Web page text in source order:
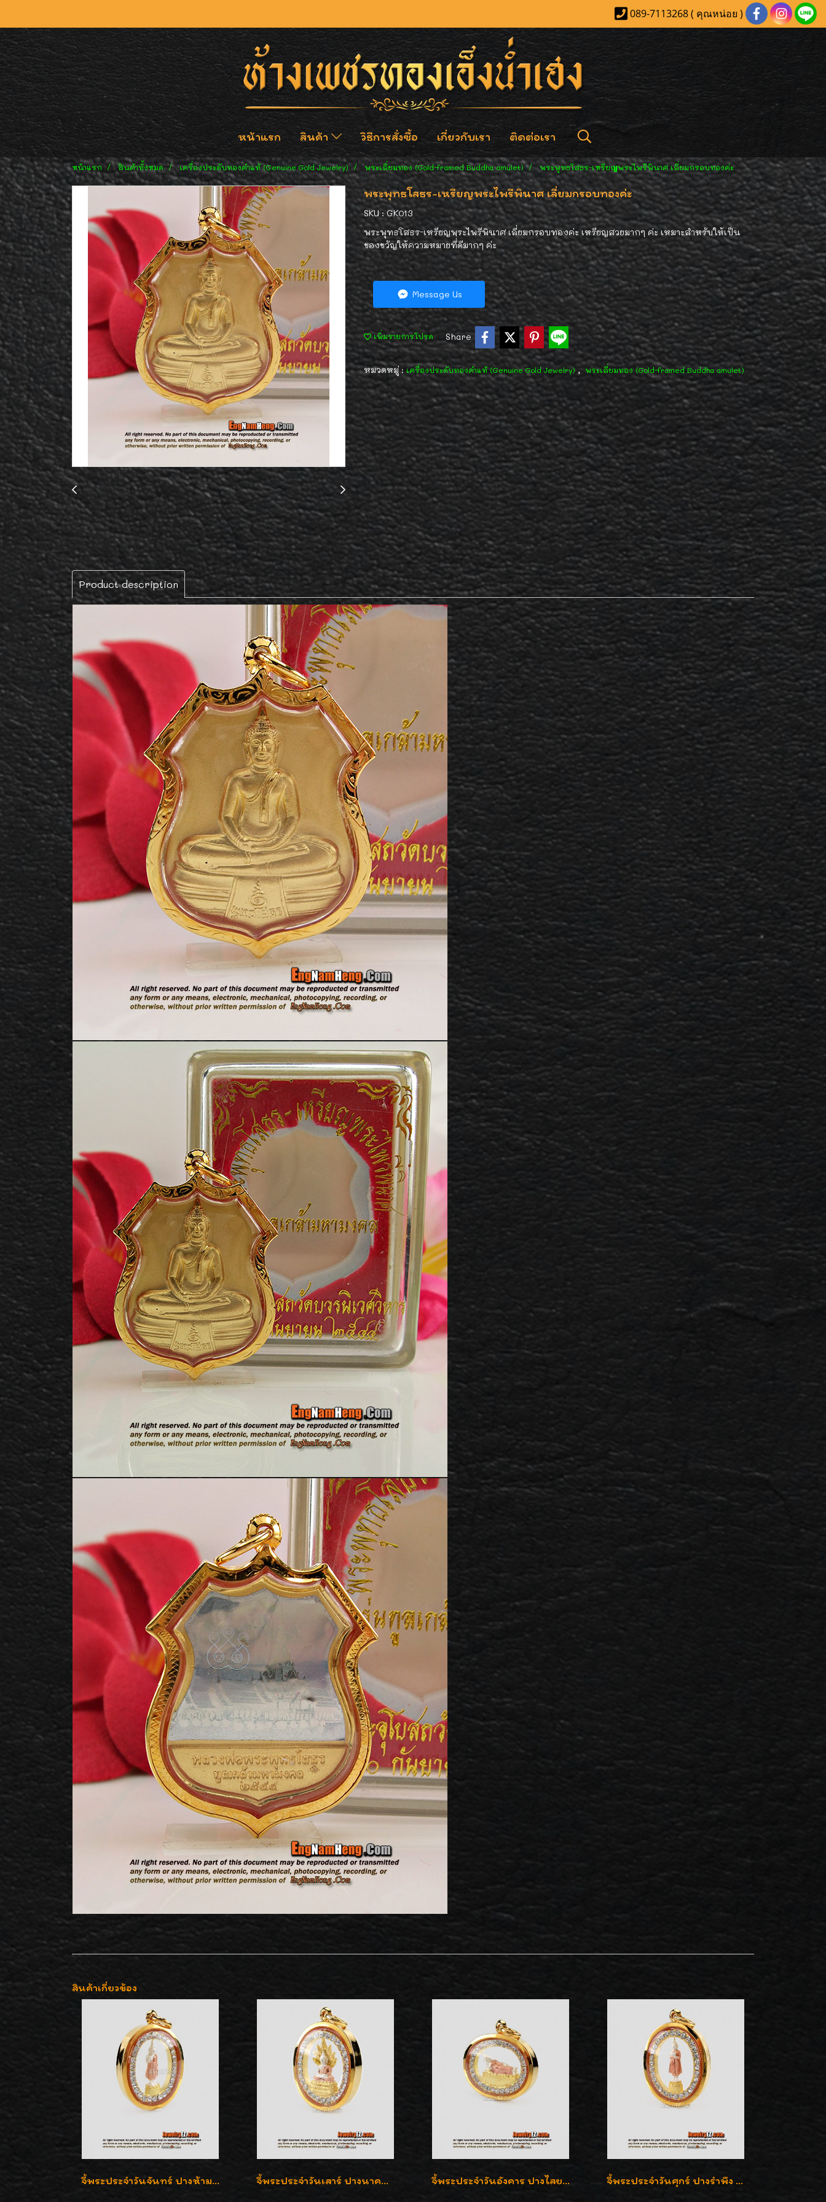
089-7113268 ( คุณหน่อย )
หน้าแรก สินค้า วิธีการสั่งซื้อ เกี่ยวกับเรา ติดต่อเรา
หน้าแรก สินค้าทั้งหมด เครื่องประดับทองคำแท้ (Genuine Gold Jewelry) พระเลี่ยมทอง (Gold-framed Buddha amulet) พระพุทธโสธร-เหรียญพระไพรีพินาศ เลี่ยมกรอบทองค่ะ
พระพุทธโสธร-เหรียญพระไพรีพินาศ เลี่ยมกรอบทองค่ะ
SKU : GK013
พระพุทธโสธร-เหรียญพระไพรีพินาศ เลี่ยมกรอบทองค่ะ เหรียญสวยมากๆ ค่ะ เหมาะสำหรับให้เป็น
ของขวัญให้ความหมายที่่ดีมากๆ ค่ะ
Message Us
เพิ่มรายการโปรด Share
หมวดหมู่ :เครื่องประดับทองคำแท้ (Genuine Gold Jewelry), พระเลี่ยมทอง (Gold-framed Buddha amulet)
Product description
สินค้าเกี่ยวข้อง
จี้พระประจำวันจันทร์ ปางห้ามญาติ ล้อมเพชรสวิส เลี่ยมกรอบทองแท้90%ค่ะ จี้พระประจำวันเสาร์ ปางนาคปรก ล้อมเพชรสวิส เลี่ยมกรอบทองแท้90%ค่ะ จี้พระประจำวันอังคาร ปางไสยาสน์ ล้อมเพชรสวิส เลี่ยมกรอบทองแท้90%ค่ะ จี้พระประจำวันศุกร์ ปางรำพึง ล้อมเพชรสวิส เลี่ยมกรอบทองแท้90%ค่ะ